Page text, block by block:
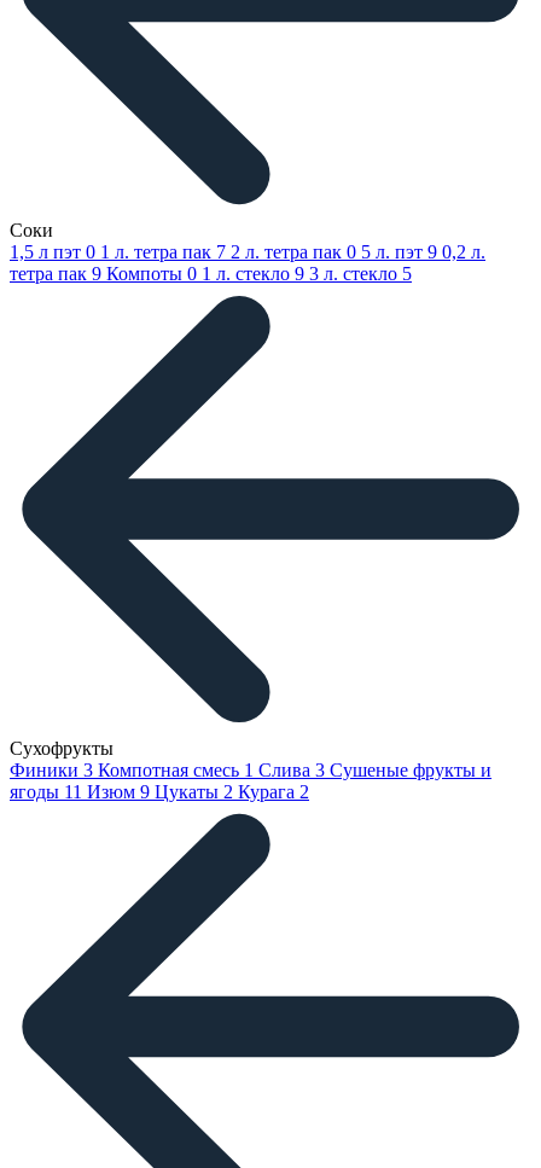
Соки
1,5 л пэт 0 1 л. тетра пак 7 2 л. тетра пак 0 5 л. пэт 9 0,2 л.
тетра пак 9 Компоты 0 1 л. стекло 9 3 л. стекло 5
Сухофрукты
Финики 3 Компотная смесь 1 Слива 3 Сушеные фрукты и
ягоды 11 Изюм 9 Цукаты 2 Курага 2